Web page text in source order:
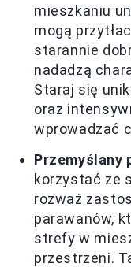
mieszkaniu
mogą
starannie
nadadzą
Staraj się
oraz
wprowadzać
Przemyślany
korzystać ze
rozważ
parawanów,
strefy w
przestrzeni.